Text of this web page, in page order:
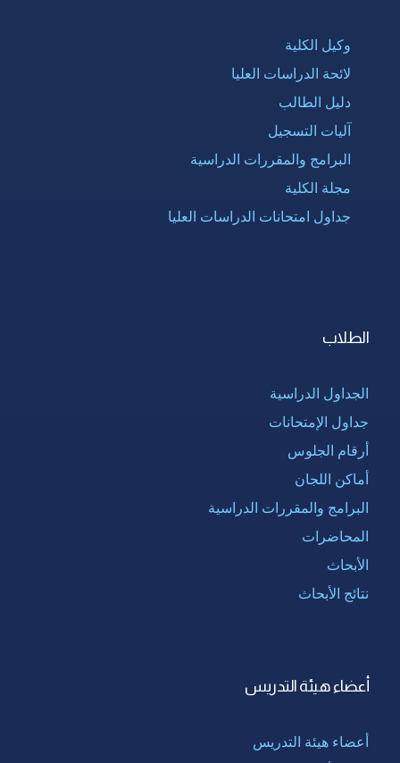
وكيل الكلية
لائحة الدراسات العليا
دليل الطالب
آليات التسجيل
البرامج والمقررات الدراسية
مجلة الكلية
جداول امتحانات الدراسات العليا
الطلاب
الجداول الدراسية
جداول الإمتحانات
أرقام الجلوس
أماكن اللجان
البرامج والمقررات الدراسية
المحاضرات
الأبحاث
نتائج الأبحاث
أعضاء هيئة التدريس
أعضاء هيئة التدريس